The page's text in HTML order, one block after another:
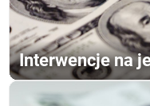
Interwencje na